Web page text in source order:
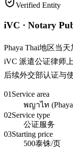
Verified Entity
iVC · Notary
Phaya Thai地区当
iVC 派遣公证律师
后续外交部认证与
01 Service area
พญาไท
02Service type
公证服务
03Starting price
500泰铢/页